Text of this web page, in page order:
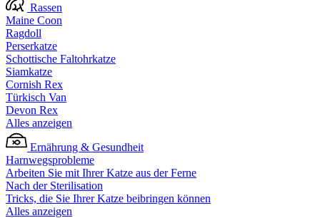
Rassen
Maine Coon
Ragdoll
Perserkatze
Schottische Faltohrkatze
Siamkatze
Cornish Rex
Türkisch Van
Devon Rex
Alles anzeigen
Ernährung & Gesundheit
Harnwegsprobleme
Arbeiten Sie mit Ihrer Katze aus der Ferne
Nach der Sterilisation
Tricks, die Sie Ihrer Katze beibringen können
Alles anzeigen